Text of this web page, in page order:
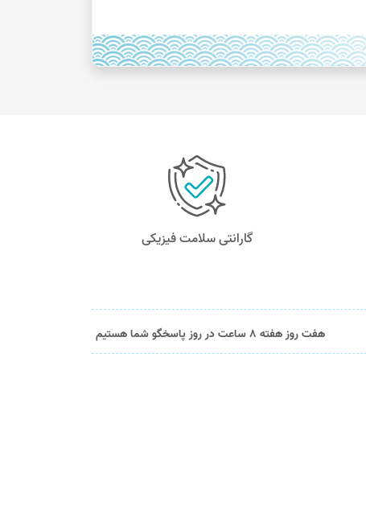
گارانتی سلامت فیزیکی
هفت روز هفته 8 ساعت در روز پاسخگو شما هستیم